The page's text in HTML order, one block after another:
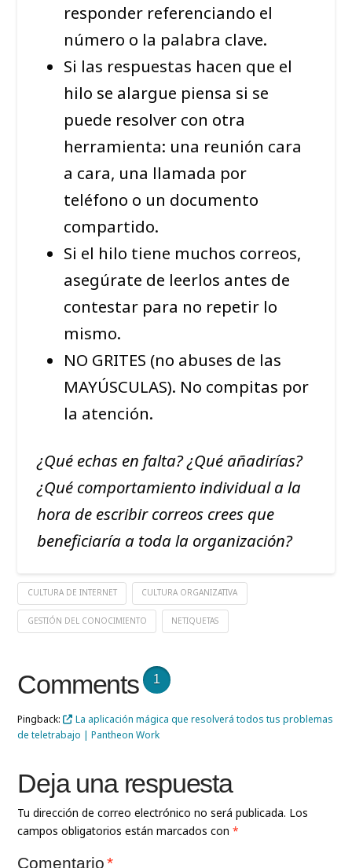
responder referenciando el
número o la palabra clave.
Si las respuestas hacen que el
hilo se alargue piensa si se
puede resolver con otra
herramienta: una reunión cara
a cara, una llamada por
teléfono o un documento
compartido.
Si el hilo tiene muchos correos,
asegúrate de leerlos antes de
contestar para no repetir lo
mismo.
NO GRITES (no abuses de las
MAYÚSCULAS). No compitas por
la atención.
¿Qué echas en falta? ¿Qué añadirías?
¿Qué comportamiento individual a la
hora de escribir correos crees que
beneficiaría a toda la organización?
CULTURA DE INTERNET CULTURA ORGANIZATIVA
GESTIÓN DEL CONOCIMIENTO NETIQUETAS
Comments 1
Pingback:
La aplicación mágica que resolverá todos tus problemas
de teletrabajo | Pantheon Work
Deja una respuesta
Tu dirección de correo electrónico no será publicada. Los
campos obligatorios están marcados con*
Comentario*